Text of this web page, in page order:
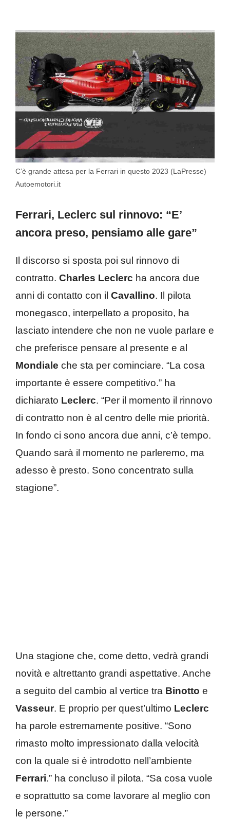
C’è grande attesa per la Ferrari in questo 2023 (LaPresse)
Autoemotori.it
Ferrari, Leclerc sul rinnovo: “E’
ancora preso, pensiamo alle gare”
Il discorso si sposta poi sul rinnovo di
contratto. Charles Leclerc ha ancora due
anni di contatto con il Cavallino. Il pilota
monegasco, interpellato a proposito, ha
lasciato intendere che non ne vuole parlare e
che preferisce pensare al presente e al
Mondiale che sta per cominciare. “La cosa
importante è essere competitivo.” ha
dichiarato Leclerc. “Per il momento il rinnovo
di contratto non è al centro delle mie priorità.
In fondo ci sono ancora due anni, c’è tempo.
Quando sarà il momento ne parleremo, ma
adesso è presto. Sono concentrato sulla
stagione”.
Una stagione che, come detto, vedrà grandi
novità e altrettanto grandi aspettative. Anche
a seguito del cambio al vertice tra Binotto e
Vasseur. E proprio per quest’ultimo Leclerc
ha parole estremamente positive. “Sono
rimasto molto impressionato dalla velocità
con la quale si è introdotto nell’ambiente
Ferrari.” ha concluso il pilota. “Sa cosa vuole
e soprattutto sa come lavorare al meglio con
le persone.”